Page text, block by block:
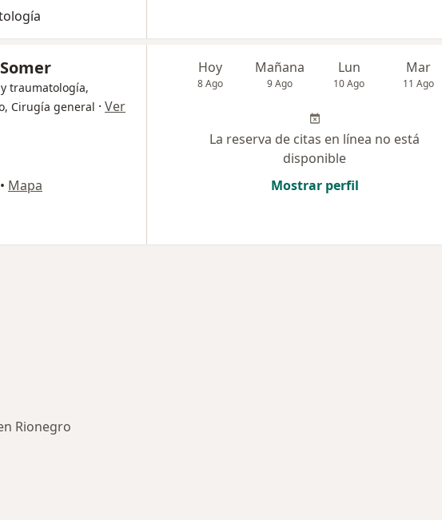
traumatología,
Cirugía general · Ver
• Mapa
Hoy
8 Ago
Mañana
9 Ago
Lun
10 Ago
Mar
11 Ago
La reserva de citas en línea no está
disponible
Mostrar perfil
Rionegro